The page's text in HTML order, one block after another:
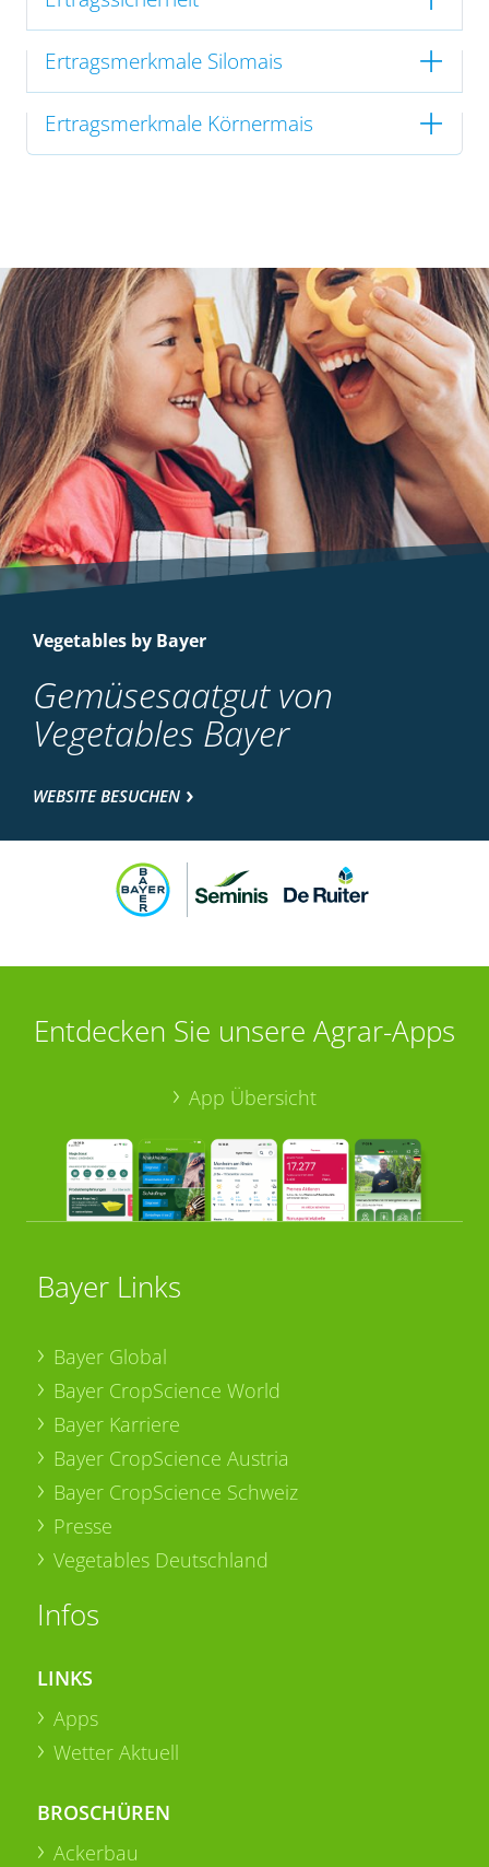
Ertragsmerkmale Silomais
Ertragsmerkmale Körnermais
Vegetables by Bayer
Gemüsesaatgut von
Vegetables Bayer
WEBSITE BESUCHEN
Entdecken Sie unsere Agrar-Apps
App Übersicht
Bayer Links
Bayer Global
Bayer CropScience World
Bayer Karriere
Bayer CropScience Austria
Bayer CropScience Schweiz
Presse
Vegetables Deutschland
Infos
LINKS
Apps
Wetter Aktuell
BROSCHÜREN
Ackerbau